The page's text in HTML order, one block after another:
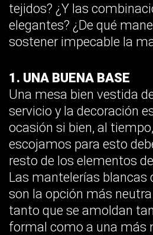
tejidos? ¿Y las
elegantes? ¿De qué
sostener impecable la
1. UNA BUENA BASE
Una mesa bien vestida
servicio y la decoración
ocasión si bien, al
escojamos para esto
resto de los elementos
Las mantelerías blancas
son la opción más
tanto que se amoldan
formal como a una más